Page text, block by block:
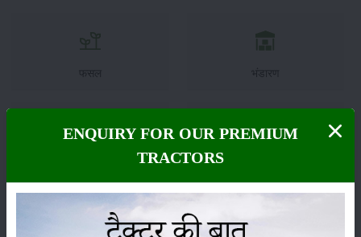
फसल भंडारण
ENQUIRY FOR OUR PREMIUM
TRACTORS